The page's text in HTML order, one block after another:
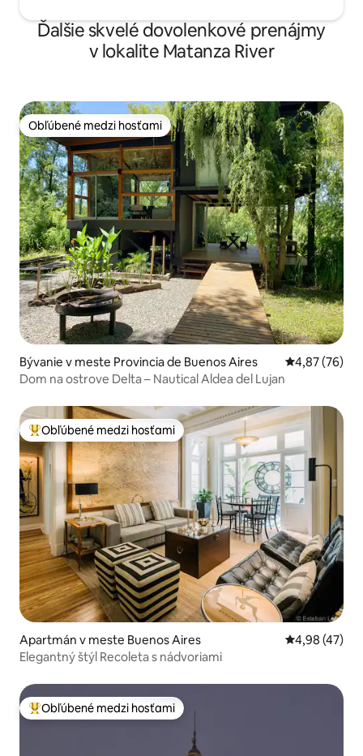
Ďalšie skvelé dovolenkové prenájmy
v lokalite Matanza River
Obľúbené medzi hosťami
Obľúbené medzi hosťami
Bývanie v meste Provincia de Buenos Aires Priemerné
4,87 (76)
Dom na ostrove Delta – Nautical Aldea del Lujan
Najobľúbenejšie medzi hosťami
Obľúbené medzi hosťami
Apartmán v meste Buenos Aires Priemerné
4,98 (47)
Elegantný štýl Recoleta s nádvoriami
Najobľúbenejšie medzi hosťami
Obľúbené medzi hosťami